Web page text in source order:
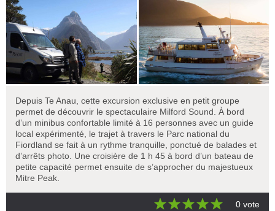
Depuis Te Anau, cette excursion exclusive en petit groupe
permet de découvrir le spectaculaire Milford Sound. À bord
d’un minibus confortable limité à 16 personnes avec un guide
local expérimenté, le trajet à travers le Parc national du
Fiordland se fait à un rythme tranquille, ponctué de balades et
d’arrêts photo. Une croisière de 1 h 45 à bord d’un bateau de
petite capacité permet ensuite de s’approcher du majestueux
Mitre Peak.
0 vote